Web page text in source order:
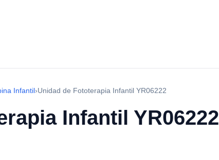
Infantil›Unidad de Fototerapia Infantil YR06222
Infantil YR06222